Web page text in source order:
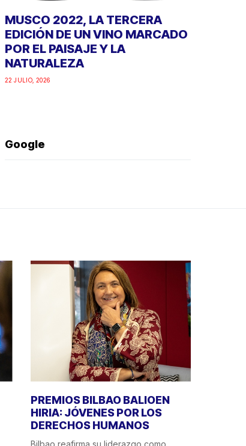
MUSCO 2022, LA TERCERA
EDICIÓN DE UN VINO MARCADO
POR EL PAISAJE Y LA
NATURALEZA
22 JULIO, 2026
Google
PREMIOS BILBAO BALIOEN
HIRIA: JÓVENES POR LOS
DERECHOS HUMANOS
Bilbao reafirma su liderazgo como